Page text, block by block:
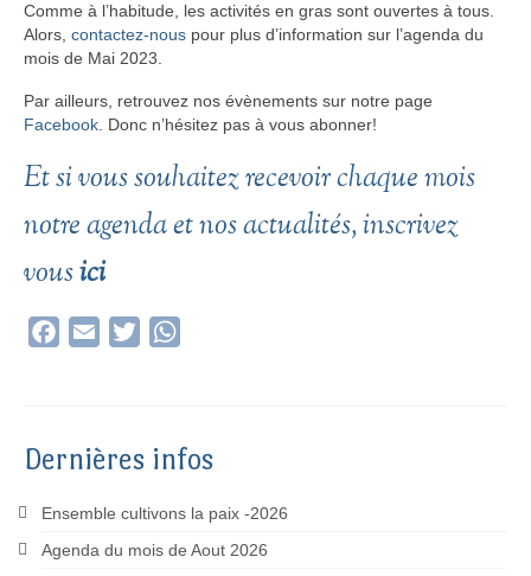
Comme à l’habitude, les activités en gras sont ouvertes à tous.
Alors, contactez-nous pour plus d’information sur l’agenda du
mois de Mai 2023.
Par ailleurs, retrouvez nos évènements sur notre page
Facebook. Donc n’hésitez pas à vous abonner!
Et si vous souhaitez recevoir chaque mois
notre agenda et nos actualités, inscrivez
vousici
Facebook
Email Twitter
Dernières infos
Ensemble cultivons la paix -2026
Agenda du mois de Aout 2026